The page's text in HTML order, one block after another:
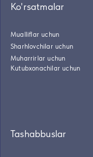
Ko'rsatmalar
Mualliflar uchun
Sharhlovchilar uchun
Muharrirlar uchun
Kutubxonachilar uchun
Tashabbuslar